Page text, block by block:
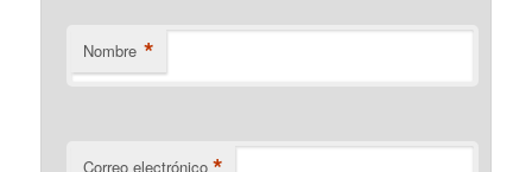
Nombre *
Correo electrónico